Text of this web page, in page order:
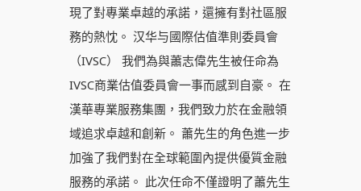
現了對專業卓越的承諾，還擁有對社區服
務的熱忱。 汉华与國際估值準則委員會
（IVSC） 我們為與蕭志偉先生被任命為
IVSC商業估值委員會一事而感到自豪。 在
漢華專業服務集團，我們致力於在金融領
域追求卓越和創新。 蕭先生的角色進一步
加強了我們對在全球範圍內提供優質金融
服務的承諾。 此次任命不僅證明了蕭先生